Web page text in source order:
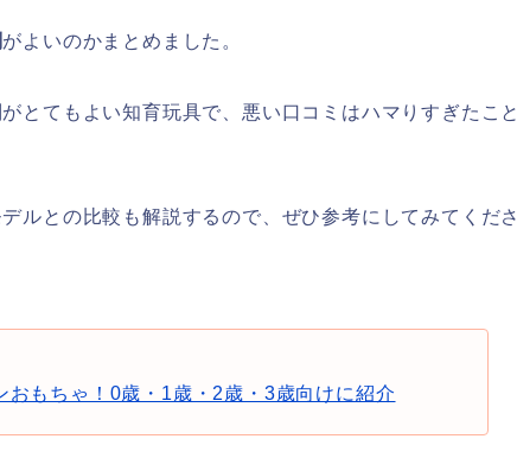
がよいのかまとめました。
とてもよい知育玩具で、悪い口コミはハマりすぎたこと
ルとの比較も解説するので、ぜひ参考にしてみてくださ
おもちゃ！0歳・1歳・2歳・3歳向けに紹介